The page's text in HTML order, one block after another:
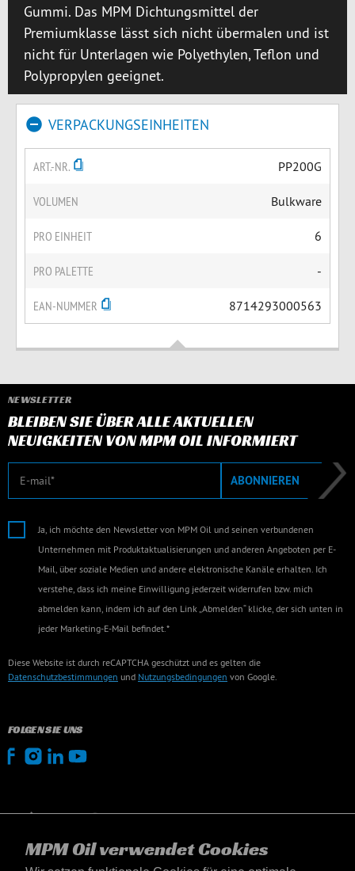
MPM Oil verwendet Cookies
Gummi. Das MPM Dichtungsmittel der
Premiumklasse lässt sich nicht übermalen und ist
nicht für Unterlagen wie Polyethylen, Teflon und
Polypropylen geeignet.
VERPACKUNGSEINHEITEN
ART.-NR. PP200G
VOLUMEN Bulkware
PRO EINHEIT 6
PRO PALETTE -
EAN-NUMMER 8714293000563
NEWSLETTER
BLEIBEN SIE ÜBER ALLE AKTUELLEN
NEUIGKEITEN VON MPM OIL INFORMIERT
E-Mail ABONNIEREN
Ja, ich möchte den Newsletter von MPM Oil und seinen verbundenen
Unternehmen mit Produktaktualisierungen und anderen Angeboten per E-
Mail, über soziale Medien und andere elektronische Kanäle erhalten. Ich
verstehe, dass ich meine Einwilligung jederzeit widerrufen bzw. mich
abmelden kann, indem ich auf den Link „Abmelden“ klicke, der sich unten in
jeder Marketing-E-Mail befindet.*
Diese Website ist durch reCAPTCHA geschützt und es gelten die
Datenschutzbestimmungen und Nutzungsbedingungen von Google.
FOLGEN SIE UNS